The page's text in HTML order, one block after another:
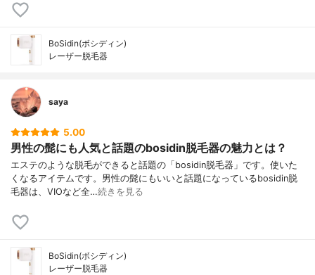
BoSidin(ボシディン)
レーザー脱毛器
saya
5.00
男性の髭にも人気と話題のbosidin脱毛器の魅力とは？
エステのような脱毛ができると話題の「bosidin脱毛器」です。使いた
くなるアイテムです。男性の髭にもいいと話題になっているbosidin脱
毛器は、VIOなど全…続きを見る
BoSidin(ボシディン)
レーザー脱毛器